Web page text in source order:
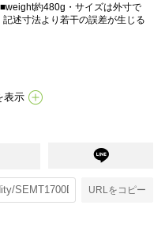
約480g・サイズは外寸で
述寸法より若干の誤差が生じる
表示
URLをコピー